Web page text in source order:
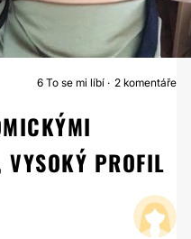
ZVĚTŠENÍ PRSOU
6 To se mi líbí 2 komentáře
PROFIL